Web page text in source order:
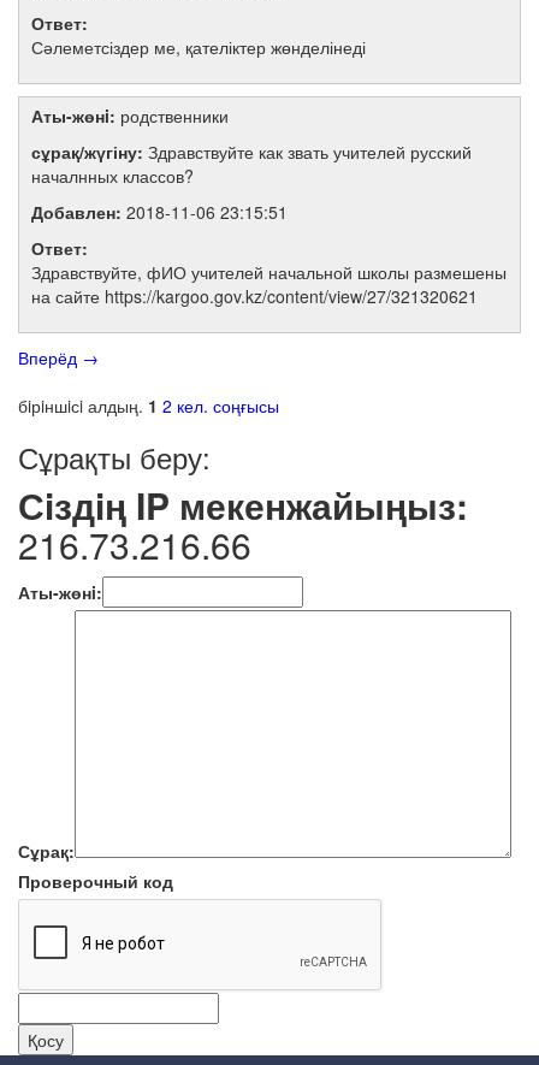
Ответ:
Сәлеметсіздер ме, қателіктер жөнделінеді
Аты-жөнi: родственники
сұрақ/жүгіну: Здравствуйте как звать учителей русский
началнных классов?
Добавлен: 2018-11-06 23:15:51
Ответ:
Здравствуйте, фИО учителей начальной школы размешены
на сайте https://kargoo.gov.kz/content/view/27/321320621
Вперёд →
бiрiншiсi алдың. 1 2 кел. соңғысы
Сұрақты беру:
Сiздiң IP мекенжайыңыз:
216.73.216.66
Аты-жөнi:
Сұрақ:
Проверочный код